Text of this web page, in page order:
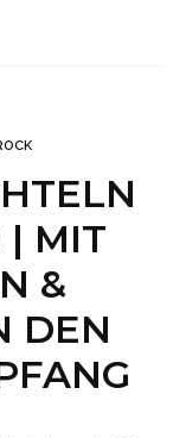
| MIT
&
DEN